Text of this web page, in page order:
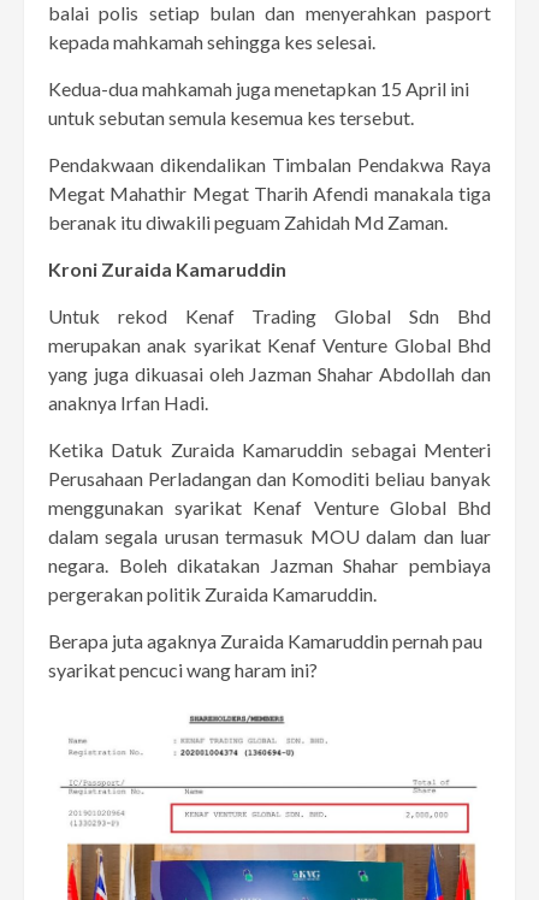
balai polis setiap bulan dan menyerahkan pasport
kepada mahkamah sehingga kes selesai.
Kedua-dua mahkamah juga menetapkan 15 April ini
untuk sebutan semula kesemua kes tersebut.
Pendakwaan dikendalikan Timbalan Pendakwa Raya
Megat Mahathir Megat Tharih Afendi manakala tiga
beranak itu diwakili peguam Zahidah Md Zaman.
Kroni Zuraida Kamaruddin
Untuk rekod Kenaf Trading Global Sdn Bhd
merupakan anak syarikat Kenaf Venture Global Bhd
yang juga dikuasai oleh Jazman Shahar Abdollah dan
anaknya Irfan Hadi.
Ketika Datuk Zuraida Kamaruddin sebagai Menteri
Perusahaan Perladangan dan Komoditi beliau banyak
menggunakan syarikat Kenaf Venture Global Bhd
dalam segala urusan termasuk MOU dalam dan luar
negara. Boleh dikatakan Jazman Shahar pembiaya
pergerakan politik Zuraida Kamaruddin.
Berapa juta agaknya Zuraida Kamaruddin pernah pau
syarikat pencuci wang haram ini?